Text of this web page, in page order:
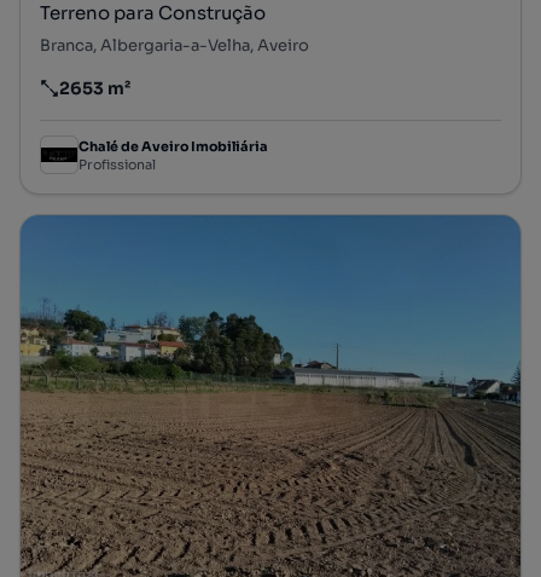
Terreno para Construção
Branca, Albergaria-a-Velha, Aveiro
Preço por metro quadrado
2653 m²
Chalé de Aveiro Imobiliária
Profissional